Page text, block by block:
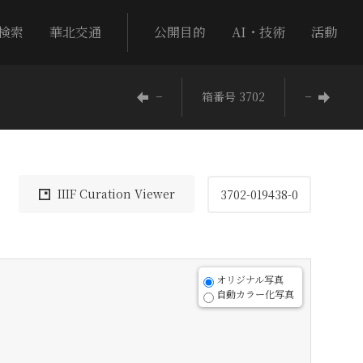
索 華北交通 公開目的 AI・技術 活動
− 箱番号 3702 −
IIIF Curation Viewer 3702-019438-0
オリジナル写真
自動カラー化写真